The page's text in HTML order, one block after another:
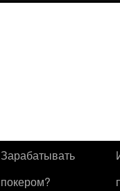
Зарабатывать
покером?